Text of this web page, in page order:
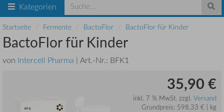
Kategorien
Startseite Fermente BactoFlor BactoFlor für Kinder
BactoFlor für Kinder
von Intercell Pharma | Art.-Nr.: BFK1
35,90 €
inkl. 7 % MwSt. zzgl. Versand
Grundpreis: 598,33 € | kg